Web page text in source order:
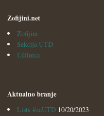
Zofijini.net
Zofijini
Sekcija UTD
Učilnica
Aktualno branje
Lista #zaUTD 10/20/2023